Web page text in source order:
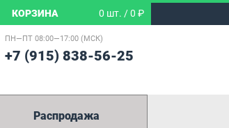
КОРЗИНА 0 шт. / 0 ₽
ПН—ПТ 08:00—17:00 (МСК)
+7 (915) 838-56-25
Распродажа